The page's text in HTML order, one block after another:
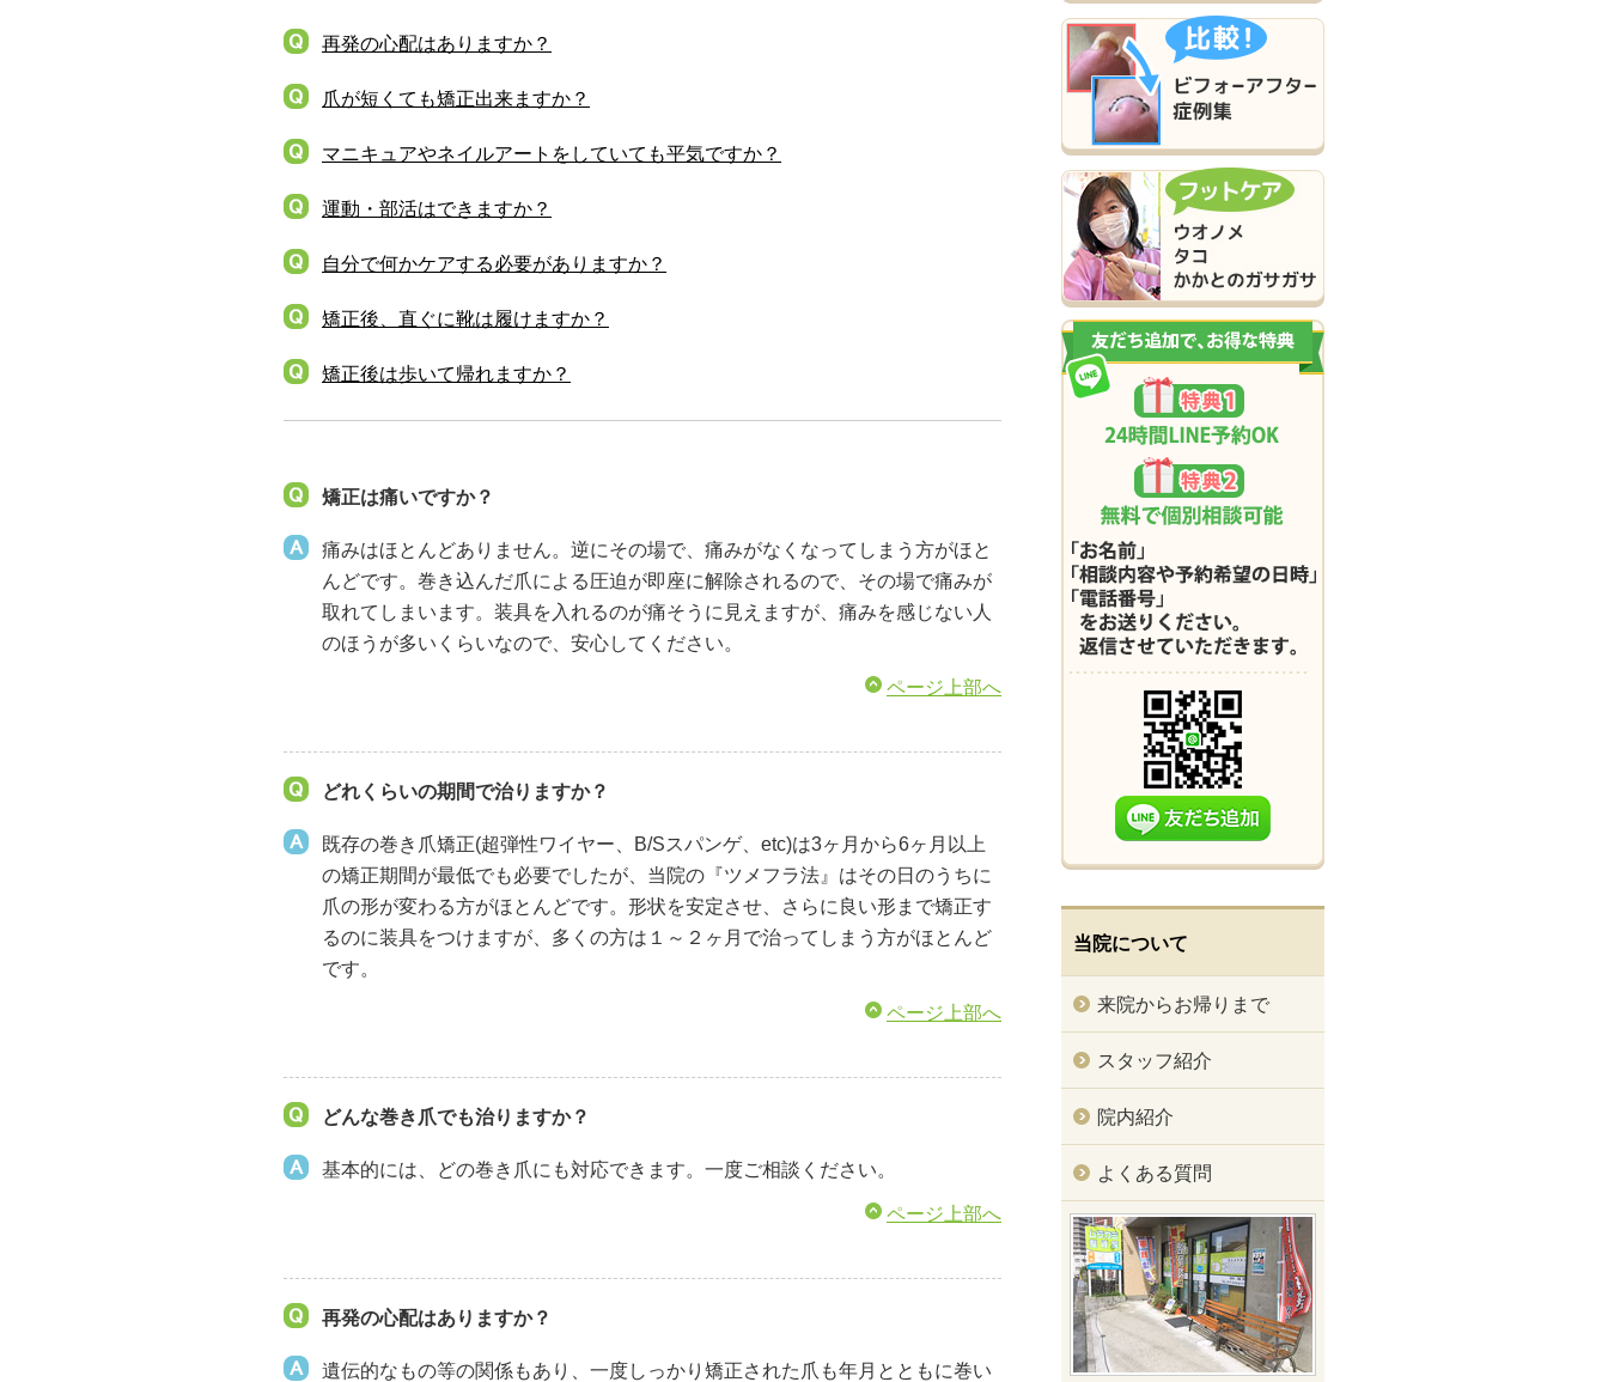
再発の心配はありますか？
爪が短くても矯正出来ますか？
マニキュアやネイルアートをしていても平気ですか？
運動・部活はできますか？
自分で何かケアする必要がありますか？
矯正後、直ぐに靴は履けますか？
矯正後は歩いて帰れますか？
矯正は痛いですか？
痛みはほとんどありません。逆にその場で、痛みがなくなってしまう方がほと
んどです。巻き込んだ爪による圧迫が即座に解除されるので、その場で痛みが
取れてしまいます。装具を入れるのが痛そうに見えますが、痛みを感じない人
のほうが多いくらいなので、安心してください。
ページ上部へ
どれくらいの期間で治りますか？
既存の巻き爪矯正(超弾性ワイヤー、B/Sスパンゲ、etc)は3ヶ月から6ヶ月以上
の矯正期間が最低でも必要でしたが、当院の『ツメフラ法』はその日のうちに
爪の形が変わる方がほとんどです。形状を安定させ、さらに良い形まで矯正す
るのに装具をつけますが、多くの方は１～２ヶ月で治ってしまう方がほとんど
です。
ページ上部へ
どんな巻き爪でも治りますか？
基本的には、どの巻き爪にも対応できます。一度ご相談ください。
ページ上部へ
再発の心配はありますか？
遺伝的なもの等の関係もあり、一度しっかり矯正された爪も年月とともに巻い
当院について
来院からお帰りまで
スタッフ紹介
院内紹介
よくある質問